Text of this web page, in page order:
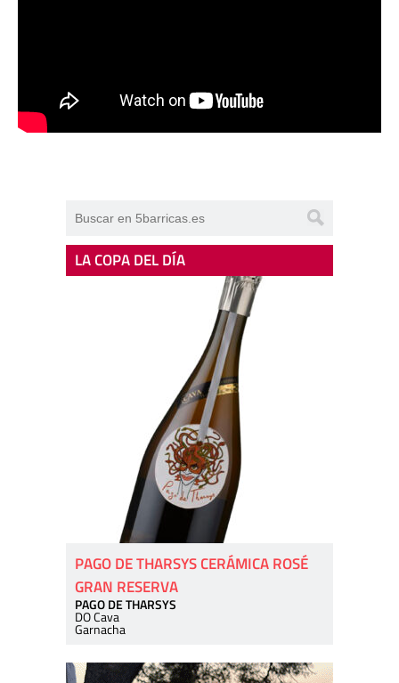
LA COPA DEL DÍA
PAGO DE THARSYS CERÁMICA ROSÉ
GRAN RESERVA
PAGO DE THARSYS
DO Cava
Garnacha